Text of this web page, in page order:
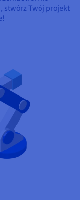
stwórz Twój projekt